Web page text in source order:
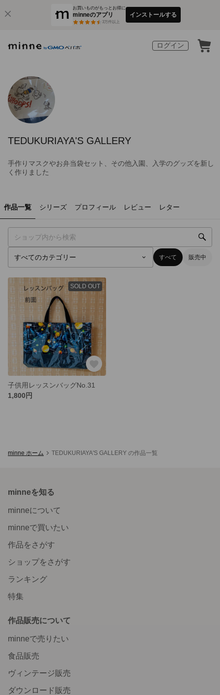
お買いものがもっとお得に
minneのアプリ
3万件以上
インストールする
ログイン
TEDUKURIAYA'S GALLERY
手作りマスクやお弁当袋セット、その他入園、入学のグッズを新し
く作りました
作品一覧 シリーズ プロフィール レビュー レター
すべて 販売中
SOLD OUT
子供用レッスンバッグNo.31
1,800円
minne ホーム TEDUKURIAYA'S GALLERY の作品一覧
minneを知る
minneについて
minneで買いたい
作品をさがす
ショップをさがす
ランキング
特集
作品販売について
minneで売りたい
食品販売
ヴィンテージ販売
ダウンロード販売